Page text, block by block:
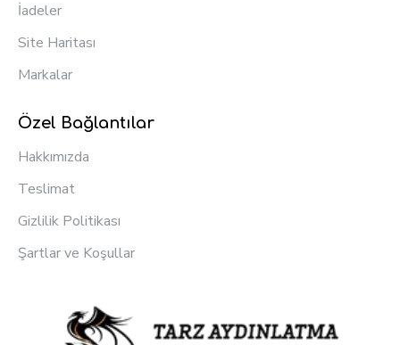
İadeler
Site Haritası
Markalar
Özel Bağlantılar
Hakkımızda
Teslimat
Gizlilik Politikası
Şartlar ve Koşullar